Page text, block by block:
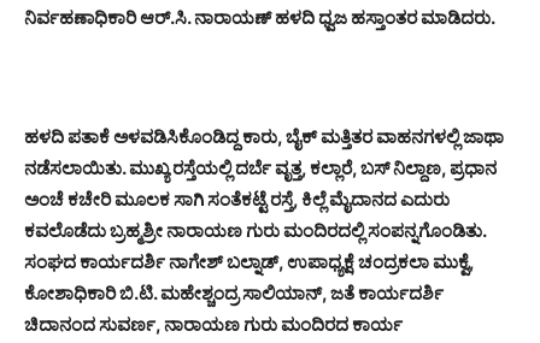
ನಿರ್ವಹಣಾಧಿಕಾರಿ ಆರ್.ಸಿ. ನಾರಾಯಣ್ ಹಳದಿ ಧ್ವಜ ಹಸ್ತಾಂತರ ಮಾಡಿದರು.
ಹಳದಿ ಪತಾಕೆ ಅಳವಡಿಸಿಕೊಂಡಿದ್ದ ಕಾರು, ಬೈಕ್ ಮತ್ತಿತರ ವಾಹನಗಳಲ್ಲಿ ಜಾಥಾ
ನಡೆಸಲಾಯಿತು. ಮುಖ್ಯ ರಸ್ತೆಯಲ್ಲಿ ದರ್ಬೆ ವೃತ್ತ, ಕಲ್ಲಾರೆ, ಬಸ್ ನಿಲ್ದಾಣ, ಪ್ರಧಾನ
ಅಂಚೆ ಕಚೇರಿ ಮೂಲಕ ಸಾಗಿ ಸಂತೆಕಟ್ಟೆ ರಸ್ತೆ, ಕಿಲ್ಲೆ ಮೈದಾನದ ಎದುರು
ಕವಲೊಡೆದು ಬ್ರಹ್ಮಶ್ರೀ ನಾರಾಯಣ ಗುರು ಮಂದಿರದಲ್ಲಿ ಸಂಪನ್ನಗೊಂಡಿತು.
ಸಂಘದ ಕಾರ್ಯದರ್ಶಿ ನಾಗೇಶ್ ಬಲ್ನಾಡ್, ಉಪಾಧ್ಯಕ್ಷೆ ಚಂದ್ರಕಲಾ ಮುಕ್ವೆ,
ಕೋಶಾಧಿಕಾರಿ ಬಿ.ಟಿ. ಮಹೇಶ್ಚಂದ್ರ ಸಾಲಿಯಾನ್, ಜತೆ ಕಾರ್ಯದರ್ಶಿ
ಚಿದಾನಂದ ಸುವರ್ಣ, ನಾರಾಯಣ ಗುರು ಮಂದಿರದ ಕಾರ್ಯ